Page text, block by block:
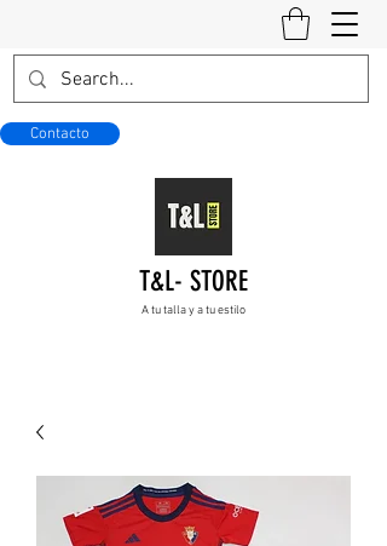
Contacto
T&L- STORE
A tu talla y a tu estilo